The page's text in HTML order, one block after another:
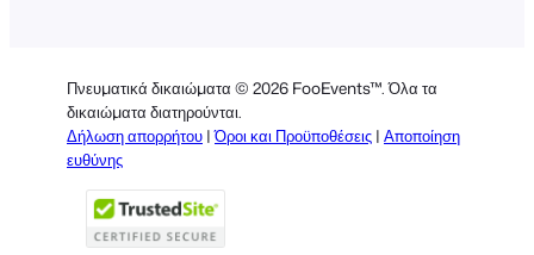
Spanish
Italian
Portuguese
French
Πνευματικά δικαιώματα © 2026 FooEvents™. Όλα τα
δικαιώματα διατηρούνται.
Δήλωση απορρήτου |Όροι και Προϋποθέσεις | Αποποίηση
ευθύνης